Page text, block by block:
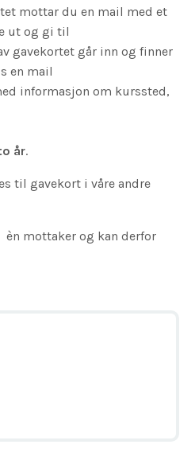
mottar du en mail med et
ut og gi til
gavekortet går inn og finner
en mail
informasjon om kurssted,
år.
til gavekort i våre andre
mottaker og kan derfor